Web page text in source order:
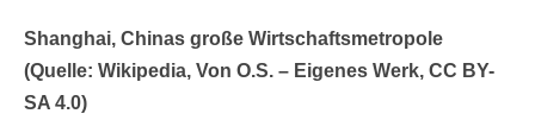
Shanghai, Chinas große Wirtschaftsmetropole
(Quelle: Wikipedia, Von O.S. – Eigenes Werk, CC BY-
SA 4.0)